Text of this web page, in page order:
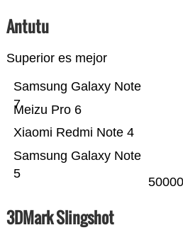
Antutu
Superior es mejor
Samsung Galaxy Note
5
Xiaomi Redmi Note 4
Meizu Pro 6
Samsung Galaxy Note
7
50000
3DMark Slingshot